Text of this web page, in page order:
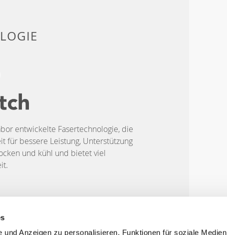
Anzeigen zu personalisieren, Funktionen für soziale Medien
entwickelte Fasertechnologie, die
für bessere Leistung, Unterstützung
und kühl und bietet viel